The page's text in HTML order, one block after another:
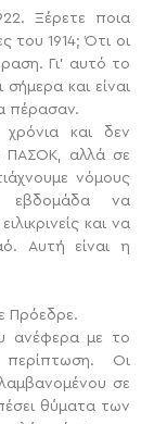
Ξέρετε ποια
του 1914; Ότι οι
Γι’ αυτό το
σήμερα και είναι
πέρασαν.
χρόνια και δεν
ΠΑΣΟΚ, αλλά σε
νόμους
εβδομάδα να
και να
Αυτή είναι η
Πρόεδρε.
ανέφερα με το
περίπτωση. Οι
σε
θύματα των